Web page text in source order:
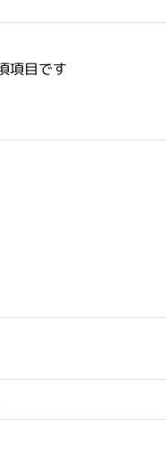
項目です